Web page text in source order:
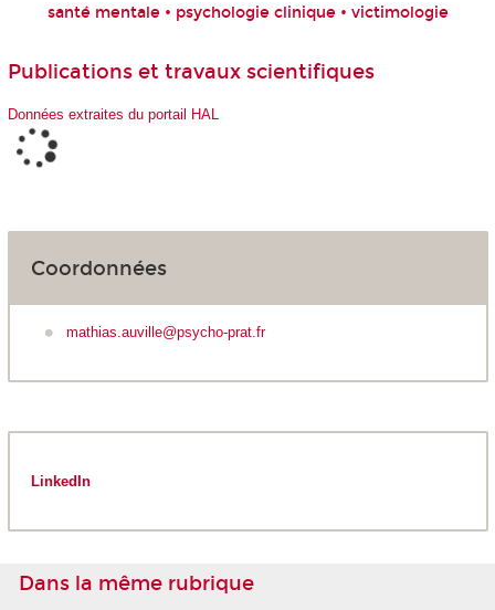
santé mentale • psychologie clinique • victimologie
Publications et travaux scientifiques
Données extraites du portail HAL
Coordonnées
mathias.auville@psycho-prat.fr
LinkedIn
Dans la même rubrique